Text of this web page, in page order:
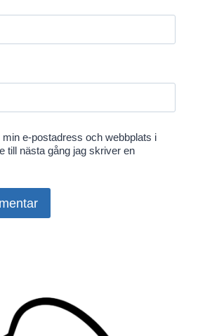
e-postadress och webbplats i
till nästa gång jag skriver en